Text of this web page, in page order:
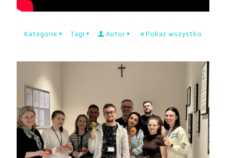
Kategorie Tagi Autor Pokaż wszystko